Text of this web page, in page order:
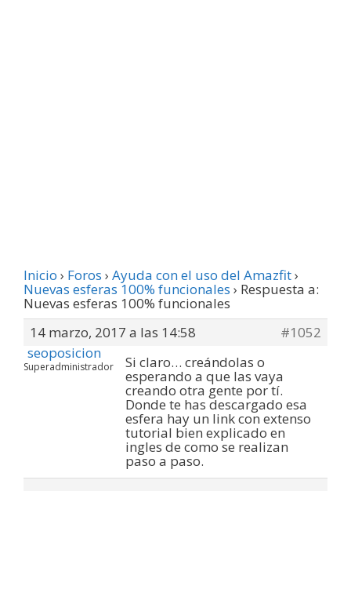
Inicio › Foros › Ayuda con el uso del Amazfit›
Nuevas esferas 100% funcionales › Respuesta a:
Nuevas esferas 100% funcionales
14 marzo, 2017 a las 14:58
#1052
seoposicion
Superadministrador Si claro… creándolas o
esperando a que las vaya
creando otra gente por tí.
Donde te has descargado esa
esfera hay un link con extenso
tutorial bien explicado en
ingles de como se realizan
paso a paso.